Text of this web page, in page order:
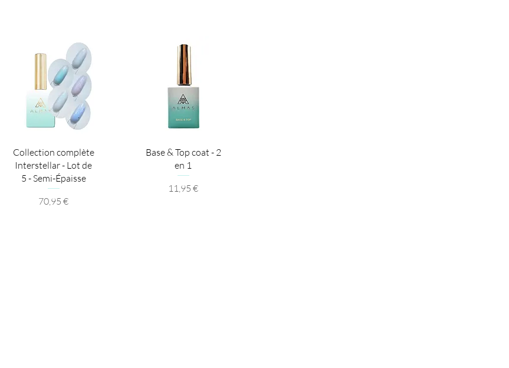
Aperçu rapide
Collection complète
Interstellar - Lot de
5 - Semi-Épaisse
Prix
70,95 €
Aperçu rapide
Base & Top coat - 2
en 1
Prix
11,95 €